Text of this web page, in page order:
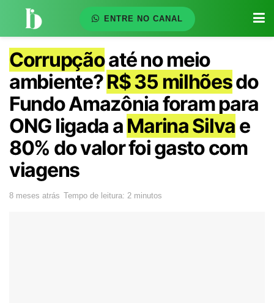
ENTRE NO CANAL
Corrupçãoaté no meio
ambiente?R$ 35 milhõesdo
Fundo Amazônia foram para
ONG ligada a Marina Silva e
80% do valor foi gasto com
viagens
8 meses atrás Tempo de leitura: 2 minutos